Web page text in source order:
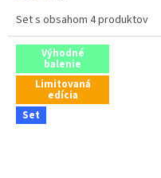
Set s obsahom 4 produktov
Výhodné
balenie
Limitovaná
edícia
Set